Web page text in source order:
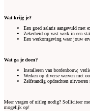
Wat krijg je?
Een goed salaris aangevuld met
Zekerheid op vast werk in een
Een werkomgeving waar jouw
Wat ga je doen?
Installeren van bordenbouw,
Werken op diverse werven met
Zelfstandig opdrachten
Meer vragen of uitleg nodig? Solliciteer
mogelijk op!